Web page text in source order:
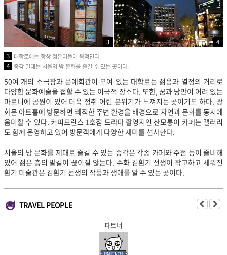
3
4
3 대학로에는 항상 젊은이들이 북적인다.
4 종각 일대는 서울의 밤 문화를 즐길 수 있는 곳이다.
50여 개의 소극장과 문예회관이 모여 있는 대학로는 젊음과 열정의 거리로
다양한 문화예술을 접할 수 있는 이국적 장소다. 또한, 꿈과 낭만이 어려 있는
마로니에 공원이 있어 더욱 정취 어린 분위기가 느껴지는 곳이기도 하다. 광
화문 아트홀에 방문하면 쾌적한 주변 환경을 배경으로 자연과 문화를 동시에
음미할 수 있다. 커피프린스 1호점 드라마 촬영지인 산모퉁이 카페는 갤러리
도 함께 운영하고 있어 방문객에게 다양한 재미를 선사한다.
서울의 밤 문화를 제대로 즐길 수 있는 종각은 각종 카페와 주점 등이 즐비해
있어 젊은 층의 발길이 끊이질 않는다. 수화 김환기 선생이 작고하고 세워진
환기 미술관은 김환기 선생의 작품과 생애를 알 수 있는 곳이다.
TRAVEL PEOPLE
파트너